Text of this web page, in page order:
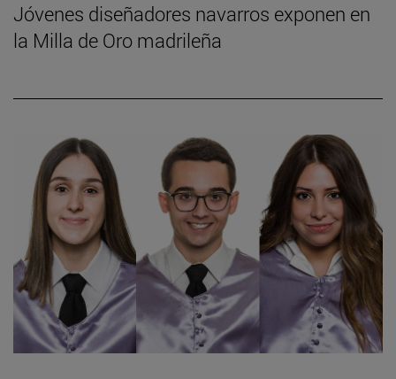
Jóvenes diseñadores navarros exponen en
la Milla de Oro madrileña